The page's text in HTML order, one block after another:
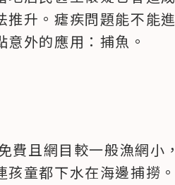
升。瘧疾問題能不能
外的應用：捕魚。
費且網目較一般漁網小
孩童都下水在海邊捕撈